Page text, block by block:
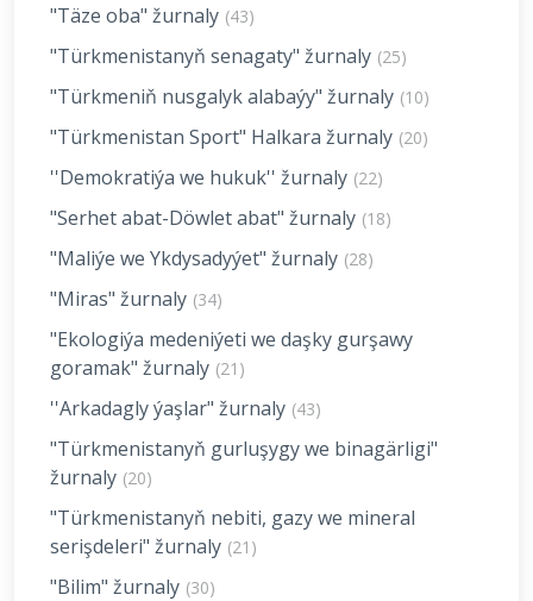
"Täze oba" žurnaly (43)
"Türkmenistanyň senagaty" žurnaly (25)
"Türkmeniň nusgalyk alabaýy" žurnaly (10)
"Türkmenistan Sport" Halkara žurnaly (20)
''Demokratiýa we hukuk'' žurnaly (22)
"Serhet abat-Döwlet abat" žurnaly (18)
"Maliýe we Ykdysadyýet" žurnaly (28)
"Miras" žurnaly (34)
"Ekologiýa medeniýeti we daşky gurşawy
goramak" žurnaly (21)
''Arkadagly ýaşlar" žurnaly (43)
"Türkmenistanyň gurluşygy we binagärligi"
žurnaly (20)
"Türkmenistanyň nebiti, gazy we mineral
serişdeleri" žurnaly (21)
"Bilim" žurnaly (30)